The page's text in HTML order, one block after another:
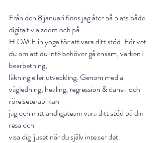
Från den 8 januari finns jag åter på plats både
digitalt via zoom och på
H OM E in yoga för att vara ditt stöd. För vet
du om att du inte behöver gå ensam, varken i
bearbetning,
läkning eller utveckling. Genom medial
vägledning, healing, regression & dans- och
rörelseterapi kan
jag och mitt andligateam vara ditt stöd på din
resa och
visa dig ljuset när du själv inte ser det.